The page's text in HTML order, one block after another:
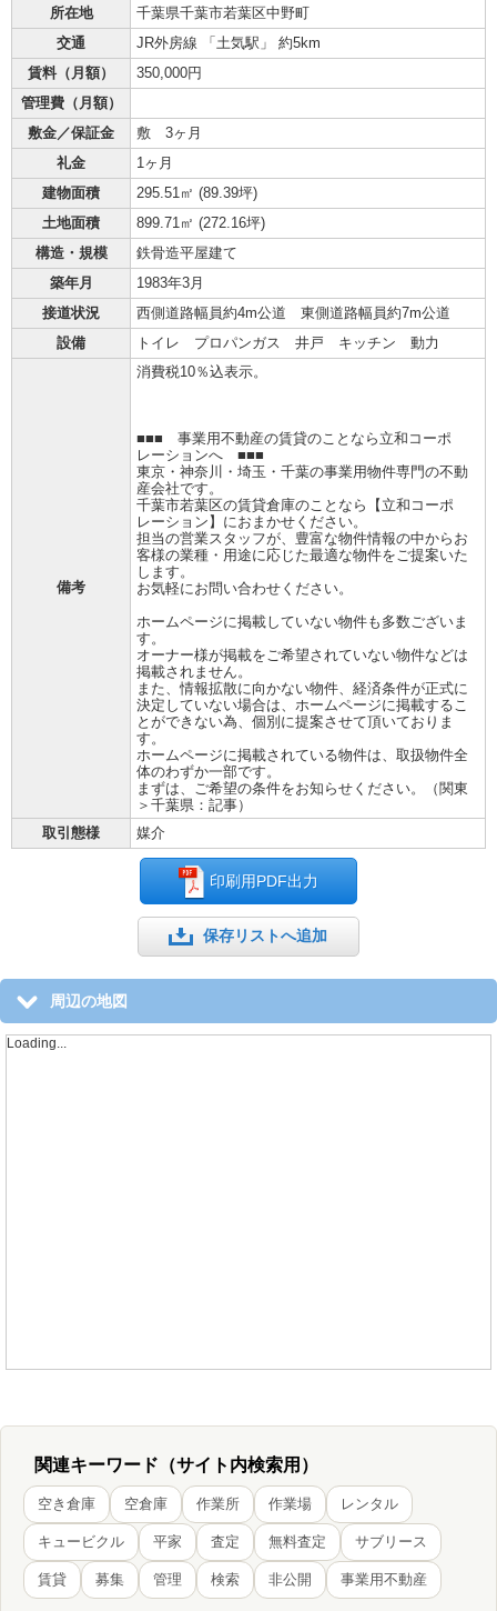
所在地
千葉県千葉市若葉区中野町
交通
JR外房線 「土気駅」 約5km
賃料（月額）
350,000円
管理費（月額）
敷金／保証金
敷 3ヶ月
礼金
1ヶ月
建物面積
295.51㎡ (89.39坪)
土地面積
899.71㎡ (272.16坪)
構造・規模
鉄骨造平屋建て
築年月
1983年3月
接道状況
西側道路幅員約4m公道 東側道路幅員約7m公道
設備
トイレ プロパンガス 井戸 キッチン 動力
備考
消費税10％込表示。
■■■ 事業用不動産の賃貸のことなら立和コーポ
レーションへ ■■■
東京・神奈川・埼玉・千葉の事業用物件専門の不動
産会社です。
千葉市若葉区の賃貸倉庫のことなら【立和コーポ
レーション】におまかせください。
担当の営業スタッフが、豊富な物件情報の中からお
客様の業種・用途に応じた最適な物件をご提案いた
します。
お気軽にお問い合わせください。
ホームページに掲載していない物件も多数ございま
す。
オーナー様が掲載をご希望されていない物件などは
掲載されません。
また、情報拡散に向かない物件、経済条件が正式に
決定していない場合は、ホームページに掲載するこ
とができない為、個別に提案させて頂いておりま
す。
ホームページに掲載されている物件は、取扱物件全
体のわずか一部です。
まずは、ご希望の条件をお知らせください。（関東
＞千葉県：記事）
取引態様
媒介
印刷用PDF出力
保存リストへ追加
周辺の地図
Loading...
関連キーワード（サイト内検索用）
空き倉庫 空倉庫 作業所 作業場 レンタル
キュービクル 平家 査定 無料査定 サブリース
賃貸 募集 管理 検索 非公開 事業用不動産